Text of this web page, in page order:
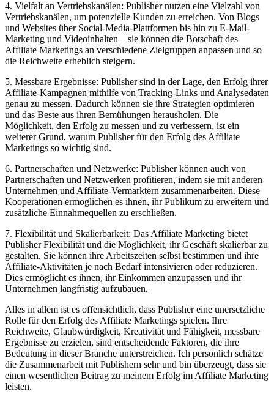
4. Vielfalt an Vertriebskanälen: Publisher nutzen eine Vielzahl von
Vertriebskanälen, um potenzielle Kunden zu erreichen. Von Blogs
und Websites über Social-Media-Plattformen bis hin zu E-Mail-
Marketing und Videoinhalten – sie können die Botschaft des
Affiliate Marketings an verschiedene Zielgruppen anpassen und so
die Reichweite erheblich steigern.
5. Messbare Ergebnisse: Publisher sind in der Lage, den Erfolg ihrer
Affiliate-Kampagnen mithilfe von Tracking-Links und Analysedaten
genau zu messen. Dadurch können sie ihre Strategien optimieren
und das Beste aus ihren Bemühungen herausholen. Die
Möglichkeit, den Erfolg zu messen und zu verbessern, ist ein
weiterer Grund, warum Publisher für den Erfolg des Affiliate
Marketings so wichtig sind.
6. Partnerschaften und Netzwerke: Publisher können auch von
Partnerschaften und Netzwerken profitieren, indem sie mit anderen
Unternehmen und Affiliate-Vermarktern zusammenarbeiten. Diese
Kooperationen ermöglichen es ihnen, ihr Publikum zu erweitern und
zusätzliche Einnahmequellen zu erschließen.
7. Flexibilität und Skalierbarkeit: Das Affiliate Marketing bietet
Publisher Flexibilität und die Möglichkeit, ihr Geschäft skalierbar zu
gestalten. Sie können ihre Arbeitszeiten selbst bestimmen und ihre
Affiliate-Aktivitäten je nach Bedarf intensivieren oder reduzieren.
Dies ermöglicht es ihnen, ihr Einkommen anzupassen und ihr
Unternehmen langfristig aufzubauen.
Alles in allem ist es offensichtlich, dass Publisher eine unersetzliche
Rolle für den Erfolg des Affiliate Marketings spielen. Ihre
Reichweite, Glaubwürdigkeit, Kreativität und Fähigkeit, messbare
Ergebnisse zu erzielen, sind entscheidende Faktoren, die ihre
Bedeutung in dieser Branche unterstreichen. Ich persönlich schätze
die Zusammenarbeit mit Publishern sehr und bin überzeugt, dass sie
einen wesentlichen Beitrag zu meinem Erfolg im Affiliate Marketing
leisten.